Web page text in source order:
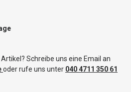
Schreibe uns eine Email an
oder rufe uns unter 040 4711 350 61